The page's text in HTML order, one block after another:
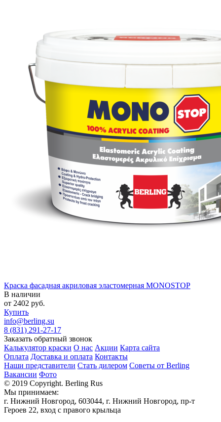
Краска фасадная акриловая эластомерная MONOSTOP
В наличии
от 2402 руб.
Купить
info@berling.su
8 (831) 291-27-17
Заказать обратный звонок
Калькулятор краски О нас Акции Карта сайта
Оплата Доставка и оплата Контакты
Наши представители Стать дилером Советы от Berling
Вакансии Фото
© 2019 Copyright. Berling Rus
Мы принимаем:
г. Нижний Новгород, 603044, г. Нижний Новгород, пр-т
Героев 22, вход с правого крыльца